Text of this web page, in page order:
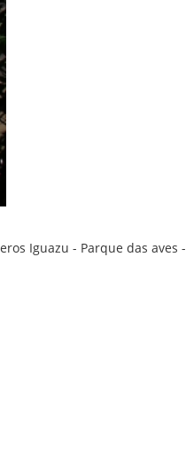
Iguazu - Parque das aves -